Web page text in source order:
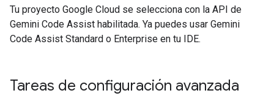
Tu proyecto Google Cloud se selecciona con la API de
Gemini Code Assist habilitada. Ya puedes usar Gemini
Code Assist Standard o Enterprise en tu IDE.
Tareas de configuración avanzada